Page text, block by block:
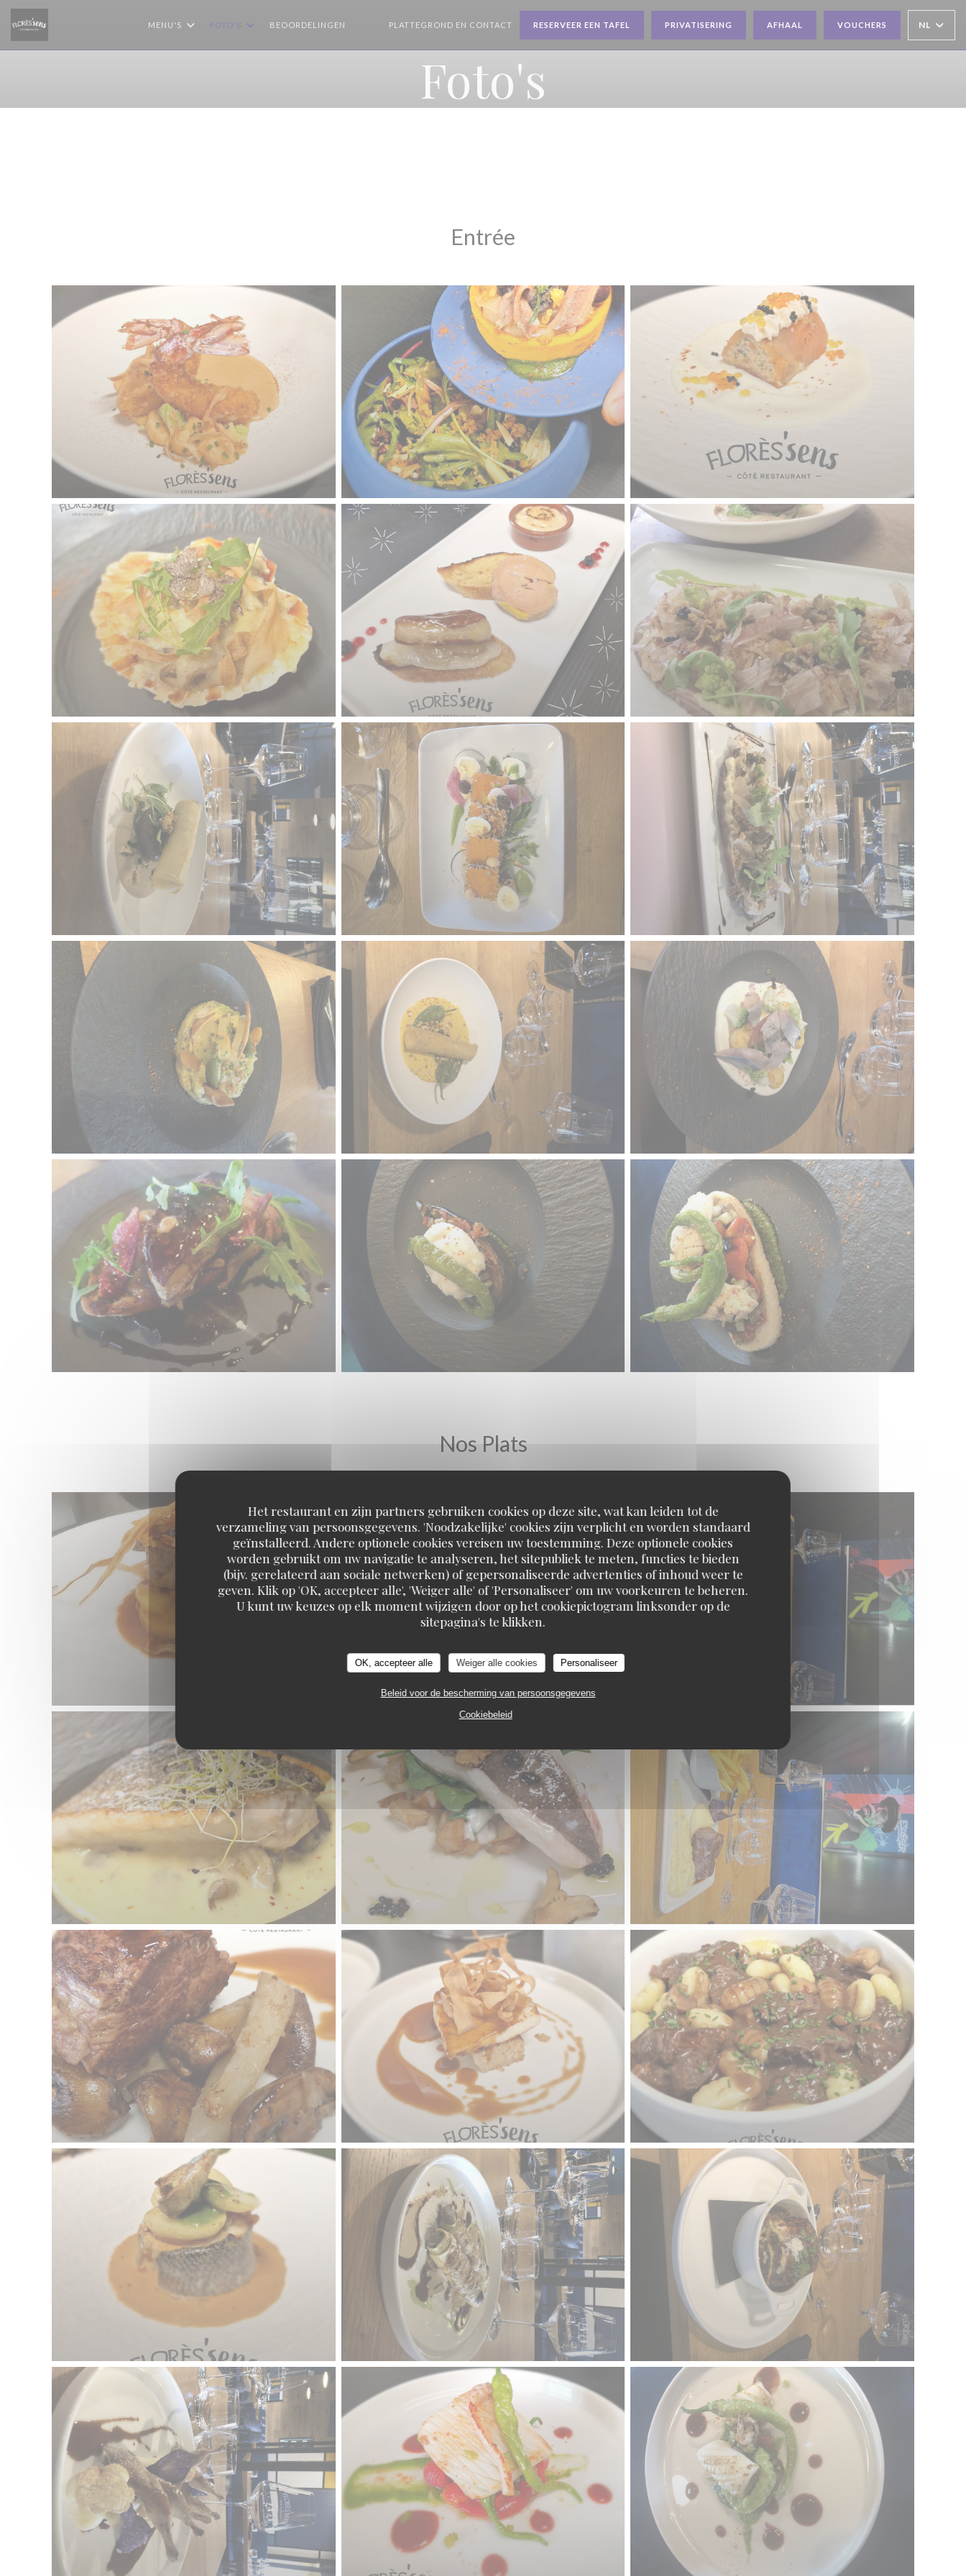
Cookies beheer paneel
Het restaurant en zijn partners gebruiken cookies op deze site, wat kan leiden tot de
verzameling van persoonsgegevens. 'Noodzakelijke' cookies zijn verplicht en worden standaard
geïnstalleerd. Andere optionele cookies vereisen uw toestemming. Deze optionele cookies
worden gebruikt om uw navigatie te analyseren, het sitepubliek te meten, functies te bieden
(bijv. gerelateerd aan sociale netwerken) of gepersonaliseerde advertenties of inhoud weer te
geven. Klik op 'OK, accepteer alle', 'Weiger alle' of 'Personaliseer' om uw voorkeuren te beheren.
U kunt uw keuzes op elk moment wijzigen door op het cookiepictogram linksonder op de
sitepagina's te klikken.
OK, accepteer alle Weiger alle cookies Personaliseer
Beleid voor de bescherming van persoonsgegevens
Cookiebeleid
MENU'S FOTO'S BEOORDELINGEN PLATTEGROND EN CONTACT RESERVEER EEN TAFEL PRIVATISERING AFHAAL VOUCHERS NL
Foto's
Entrée
Nos Plats